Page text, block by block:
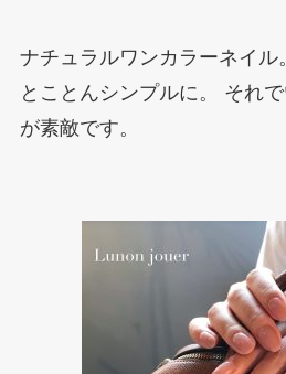
ナチュラルワンカラーネイル。
とことんシンプルに。 それ
が素敵です。